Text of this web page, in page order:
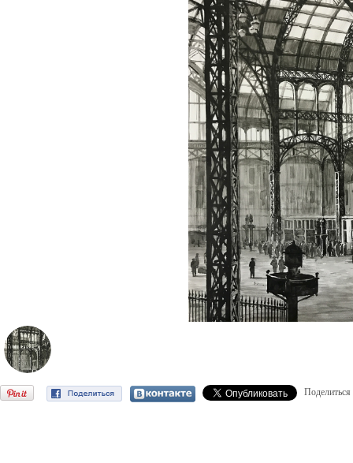
Поделиться